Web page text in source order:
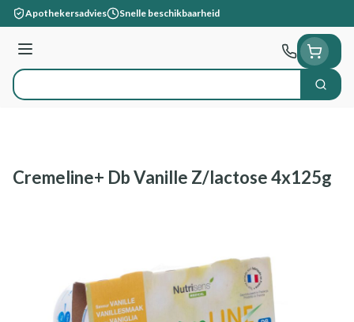
Ga naar de inhoud
Apothekersadvies Snelle beschikbaarheid
Menu
Product, merk, categorie... Zoek
Cremeline+ Db Vanille Z/lactose 4x125g